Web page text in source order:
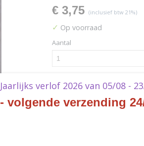
€ 3,75 (inclusief btw 21%)
✓ Op voorraad
Aantal
IN WINKELWAGEN
Jaarlijks verlof 2026 van 05/08 -
- volgende verzending